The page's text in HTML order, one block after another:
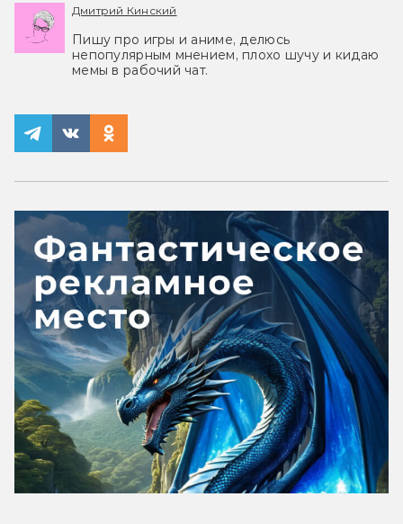
Дмитрий Кинский
Пишу про игры и аниме, делюсь
непопулярным мнением, плохо шучу и кидаю
мемы в рабочий чат.